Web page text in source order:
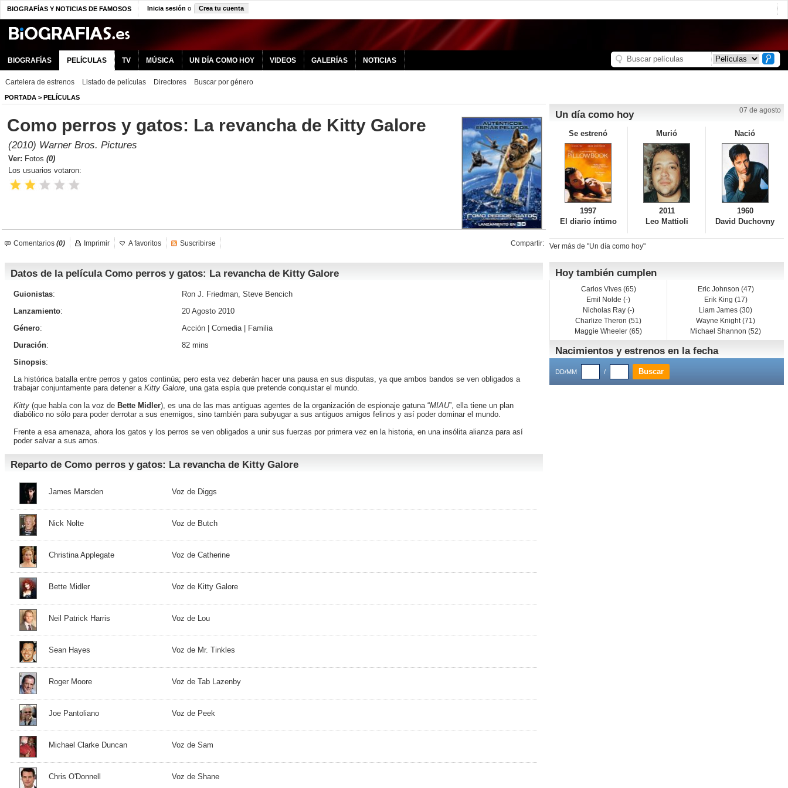
BIOGRAFÍAS Y NOTICIAS DE FAMOSOS Inicia sesión o Crea tu cuenta
BIOGRAFÍAS PELÍCULAS TV MÚSICA UN DÍA COMO HOY VIDEOS GALERÍAS NOTICIAS
Cartelera de estrenos Listado de películas Directores Buscar por género
PORTADA > PELÍCULAS
Como perros y gatos: La revancha de Kitty Galore
(2010) Warner Bros. Pictures
Ver: Fotos (0)
Los usuarios votaron:
Comentarios (0) Compartir:
Imprimir A favoritos Suscribirse
Datos de la película Como perros y gatos: La revancha de Kitty Galore
Guionistas:
Ron J. Friedman, Steve Bencich
Lanzamiento:
20 Agosto 2010
Género: Acción Comedia|
Familia
Duración:
82 mins
Sinopsis:
La histórica batalla entre perros y gatos continúa; pero esta vez deberán hacer una pausa en sus disputas, ya que ambos bandos se ven obligados a
trabajar conjuntamente para detener a Kitty Galore, una gata espía que pretende conquistar el mundo.
Kitty (que habla con la voz de Bette Midler), es una de las mas antiguas agentes de la organización de espionaje gatuna “MIAU”, ella tiene un plan
diabólico no sólo para poder derrotar a sus enemigos, sino también para subyugar a sus antiguos amigos felinos y así poder dominar el mundo.
Frente a esa amenaza, ahora los gatos y los perros se ven obligados a unir sus fuerzas por primera vez en la historia, en una insólita alianza para así
poder salvar a sus amos.
Reparto de Como perros y gatos: La revancha de Kitty Galore
James Marsden Voz de Diggs
Nick Nolte Voz de Butch
Christina Applegate Voz de Catherine
Bette Midler Voz de Kitty Galore
Neil Patrick Harris Voz de Lou
Sean Hayes Voz de Mr. Tinkles
Roger Moore Voz de Tab Lazenby
Joe Pantoliano Voz de Peek
Michael Clarke Duncan Voz de Sam
Chris O'Donnell Voz de Shane
Un día como hoy 07 de agosto
Se estrenó
1997
El diario íntimo
Murió
2011
Leo Mattioli
Nació
1960
David Duchovny
Ver más de "Un día como hoy"
Hoy también cumplen
Carlos Vives (65)
Emil Nolde (-)
Nicholas Ray (-)
Charlize Theron (51)
Maggie Wheeler (65)
Eric Johnson (47)
Erik King (17)
Liam James (30)
Wayne Knight (71)
Michael Shannon (52)
Nacimientos y estrenos en la fecha
DD/MM /